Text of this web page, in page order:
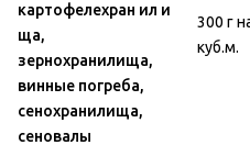
картофелехран ил и
ща,
зернохранилища,
винные погреба,
сенохранилища,
сеновалы
300 г
куб.м.